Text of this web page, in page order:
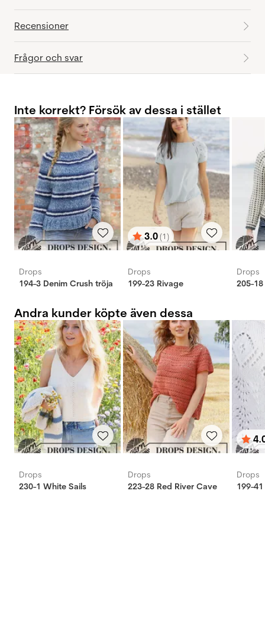
Recensioner
Frågor och svar
Inte korrekt? Försök av dessa i stället
Drops
194-3 Denim Crush tröja
Betyg:
3.0(1)
utav 5 stjärnor
Drops
199-23 Rivage
Drops
205-
Andra kunder köpte även dessa
Drops
230-1 White Sails
Drops
223-28 Red River Cave
utav
Drops
199-